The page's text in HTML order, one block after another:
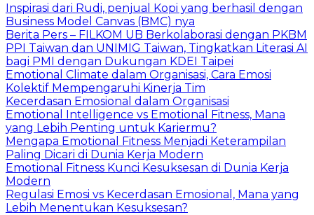
Inspirasi dari Rudi, penjual Kopi yang berhasil dengan
Business Model Canvas (BMC) nya
Berita Pers – FILKOM UB Berkolaborasi dengan PKBM
PPI Taiwan dan UNIMIG Taiwan, Tingkatkan Literasi AI
bagi PMI dengan Dukungan KDEI Taipei
Emotional Climate dalam Organisasi, Cara Emosi
Kolektif Mempengaruhi Kinerja Tim
Kecerdasan Emosional dalam Organisasi
Emotional Intelligence vs Emotional Fitness, Mana
yang Lebih Penting untuk Kariermu?
Mengapa Emotional Fitness Menjadi Keterampilan
Paling Dicari di Dunia Kerja Modern
Emotional Fitness Kunci Kesuksesan di Dunia Kerja
Modern
Regulasi Emosi vs Kecerdasan Emosional, Mana yang
Lebih Menentukan Kesuksesan?